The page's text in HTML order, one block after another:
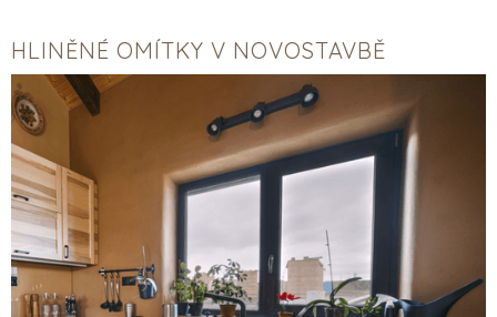
HLINĚNÉ OMÍTKY V NOVOSTAVBĚ